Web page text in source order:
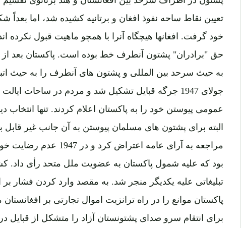
تعیین نقاط ساحه نفوذ افغان و برتانیه کشیده شد، اما بعداً
خود گرفت. افغانها هیچگاه آنرا با همچو ماهیت قبول نکرده
جولای 1947 جرگه قبایل تشکیل شد و مردم در ساحات
عمومی پیوستن خود را به پاکستان اعلام کردند. تنها انتخاب
البته برای پشتون های مسلمان پیوستن به آن جانب غیر قابل
مراجعه به آرای عامه
بود که علیه شمول پاکستان به عضویت ملل متحد رأی داد.
پاکستان موانع را در راه ترانزیت اموال تجارتی بر
برای انتقام سرو صدای پشتونستان آزاد را متشکل از قبایل